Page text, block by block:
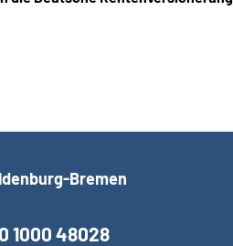
Bremen
1000 48028